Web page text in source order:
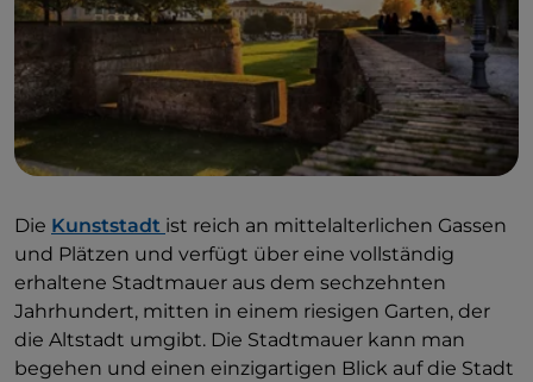
Die Kunststadt ist reich an mittelalterlichen Gassen
und Plätzen und verfügt über eine vollständig
erhaltene Stadtmauer aus dem sechzehnten
Jahrhundert, mitten in einem riesigen Garten, der
die Altstadt umgibt. Die Stadtmauer kann man
begehen und einen einzigartigen Blick auf die Stadt